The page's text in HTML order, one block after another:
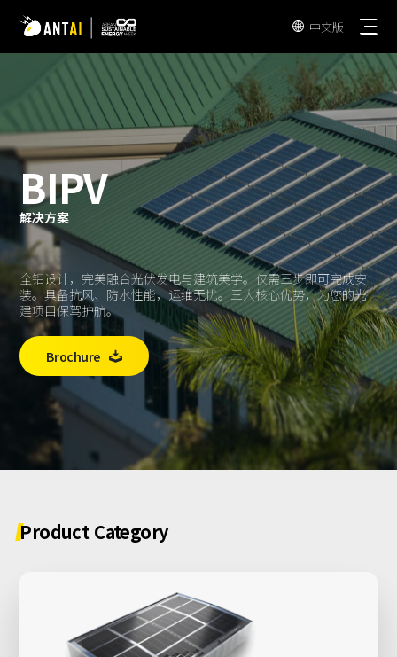
 中文版
驭光-Simple
AT-Spark
驭光-Universal
SmartTrail
彩钢瓦屋顶
瓦屋顶
水泥屋顶
TPO 屋顶
BIPV
阳台
SnapFit快装系统
常规地面
车棚
农光互补
渔光互补
EPC
业主&开发商
分销商
关于我们
项目案例
BIPV
解决方案
全铝设计，完美融合光伏发电与建筑美学。仅需三步即可完成安
装。具备抗风、防水性能，运维无忧。三大核心优势，为您的光
建项目保驾护航。
Brochure 
Product Category